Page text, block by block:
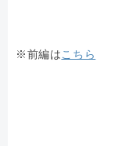
※前編はこちら